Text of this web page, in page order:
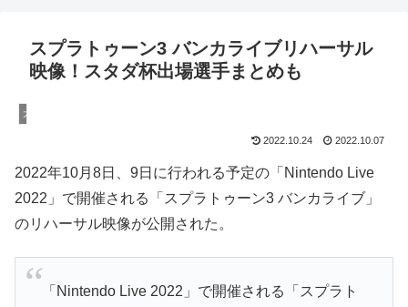
スプラトゥーン3 バンカライブリハーサル
映像！スタダ杯出場選手まとめも
大会情報
2022.10.24 2022.10.07
2022年10月8日、9日に行われる予定の「Nintendo Live
2022」で開催される「スプラトゥーン3 バンカライブ」
のリハーサル映像が公開された。
「Nintendo Live 2022」で開催される「スプラト